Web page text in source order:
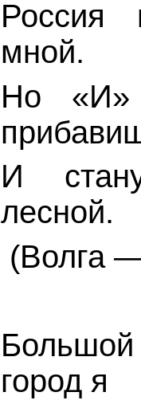
Россия
мной.
Но «И»
И
лесной.
(Волга
Большой
город я